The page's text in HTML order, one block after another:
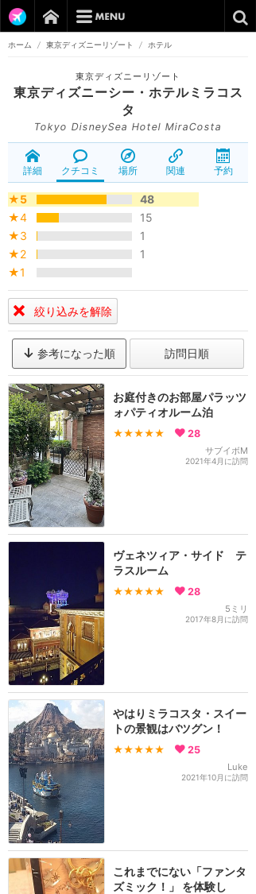
ホーム / 東京ディズニーリゾート / ホテル
東京ディズニーリゾート
東京ディズニーシー・ホテルミラコス
タ
Tokyo DisneySea Hotel MiraCosta
詳細 クチコミ 場所 関連 予約
★5
48
★4
15
★3
1
★2
1
★1
絞り込みを解除
参考になった順 訪問日順
お庭付きのお部屋パラッツ
ォパティオルーム泊
★★★★★ 28
サブイボM
2021年4月に訪問
ヴェネツィア・サイド テ
ラスルーム
★★★★★ 28
5ミリ
2017年8月に訪問
やはりミラコスタ・スイー
トの景観はバツグン！
★★★★★ 25
Luke
2021年10月に訪問
これまでにない「ファンタ
ズミック！」 を体験し